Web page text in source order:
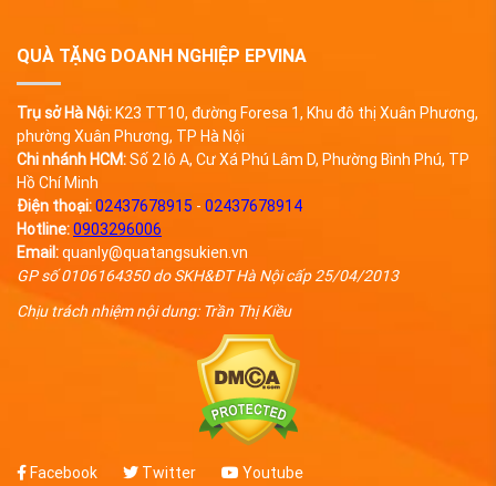
QUÀ TẶNG DOANH NGHIỆP EPVINA
Trụ sở Hà Nội:K23 TT10, đường Foresa 1, Khu đô thị Xuân Phương,
phường Xuân Phương, TP Hà Nội
Chi nhánh HCM:Số 2 lô A, Cư Xá Phú Lâm D, Phường Bình Phú, TP
Hồ Chí Minh
Điện thoại:02437678915 - 02437678914
Hotline:0903296006
Email:quanly@quatangsukien.vn
GP số 0106164350 do SKH&ĐT Hà Nội cấp 25/04/2013
Chịu trách nhiệm nội dung: Trần Thị Kiều
Facebook Twitter Youtube